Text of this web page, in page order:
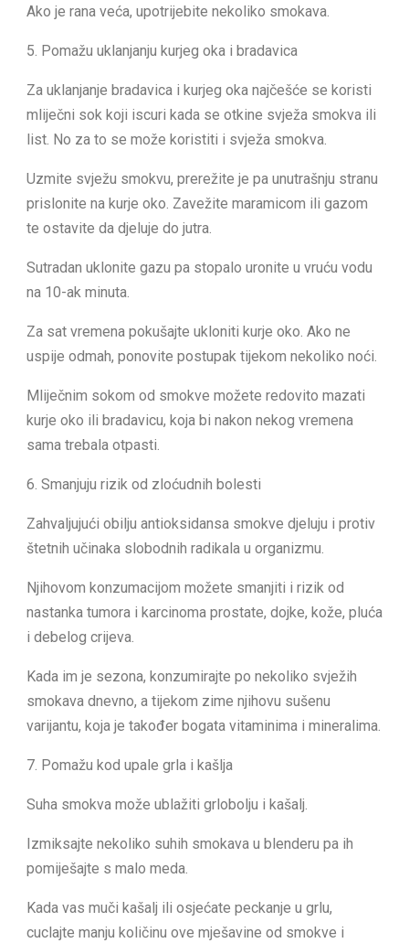
Ako je rana veća, upotrijebite nekoliko smokava.
5. Pomažu uklanjanju kurjeg oka i bradavica
Za uklanjanje bradavica i kurjeg oka najčešće se koristi
mliječni sok koji iscuri kada se otkine svježa smokva ili
list. No za to se može koristiti i svježa smokva.
Uzmite svježu smokvu, prerežite je pa unutrašnju stranu
prislonite na kurje oko. Zavežite maramicom ili gazom
te ostavite da djeluje do jutra.
Sutradan uklonite gazu pa stopalo uronite u vruću vodu
na 10-ak minuta.
Za sat vremena pokušajte ukloniti kurje oko. Ako ne
uspije odmah, ponovite postupak tijekom nekoliko noći.
Mliječnim sokom od smokve možete redovito mazati
kurje oko ili bradavicu, koja bi nakon nekog vremena
sama trebala otpasti.
6. Smanjuju rizik od zloćudnih bolesti
Zahvaljujući obilju antioksidansa smokve djeluju i protiv
štetnih učinaka slobodnih radikala u organizmu.
Njihovom konzumacijom možete smanjiti i rizik od
nastanka tumora i karcinoma prostate, dojke, kože, pluća
i debelog crijeva.
Kada im je sezona, konzumirajte po nekoliko svježih
smokava dnevno, a tijekom zime njihovu sušenu
varijantu, koja je također bogata vitaminima i mineralima.
7. Pomažu kod upale grla i kašlja
Suha smokva može ublažiti grlobolju i kašalj.
Izmiksajte nekoliko suhih smokava u blenderu pa ih
pomiješajte s malo meda.
Kada vas muči kašalj ili osjećate peckanje u grlu,
cuclajte manju količinu ove mješavine od smokve i